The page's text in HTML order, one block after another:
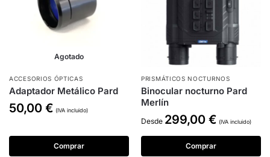
Agotado
ACCESORIOS ÓPTICAS
Adaptador Metálico Pard
50,00 € (IVA incluido)
Comprar
PRISMÁTICOS NOCTURNOS
Binocular nocturno Pard
Merlín
Desde 299,00 € (IVA incluido)
Comprar